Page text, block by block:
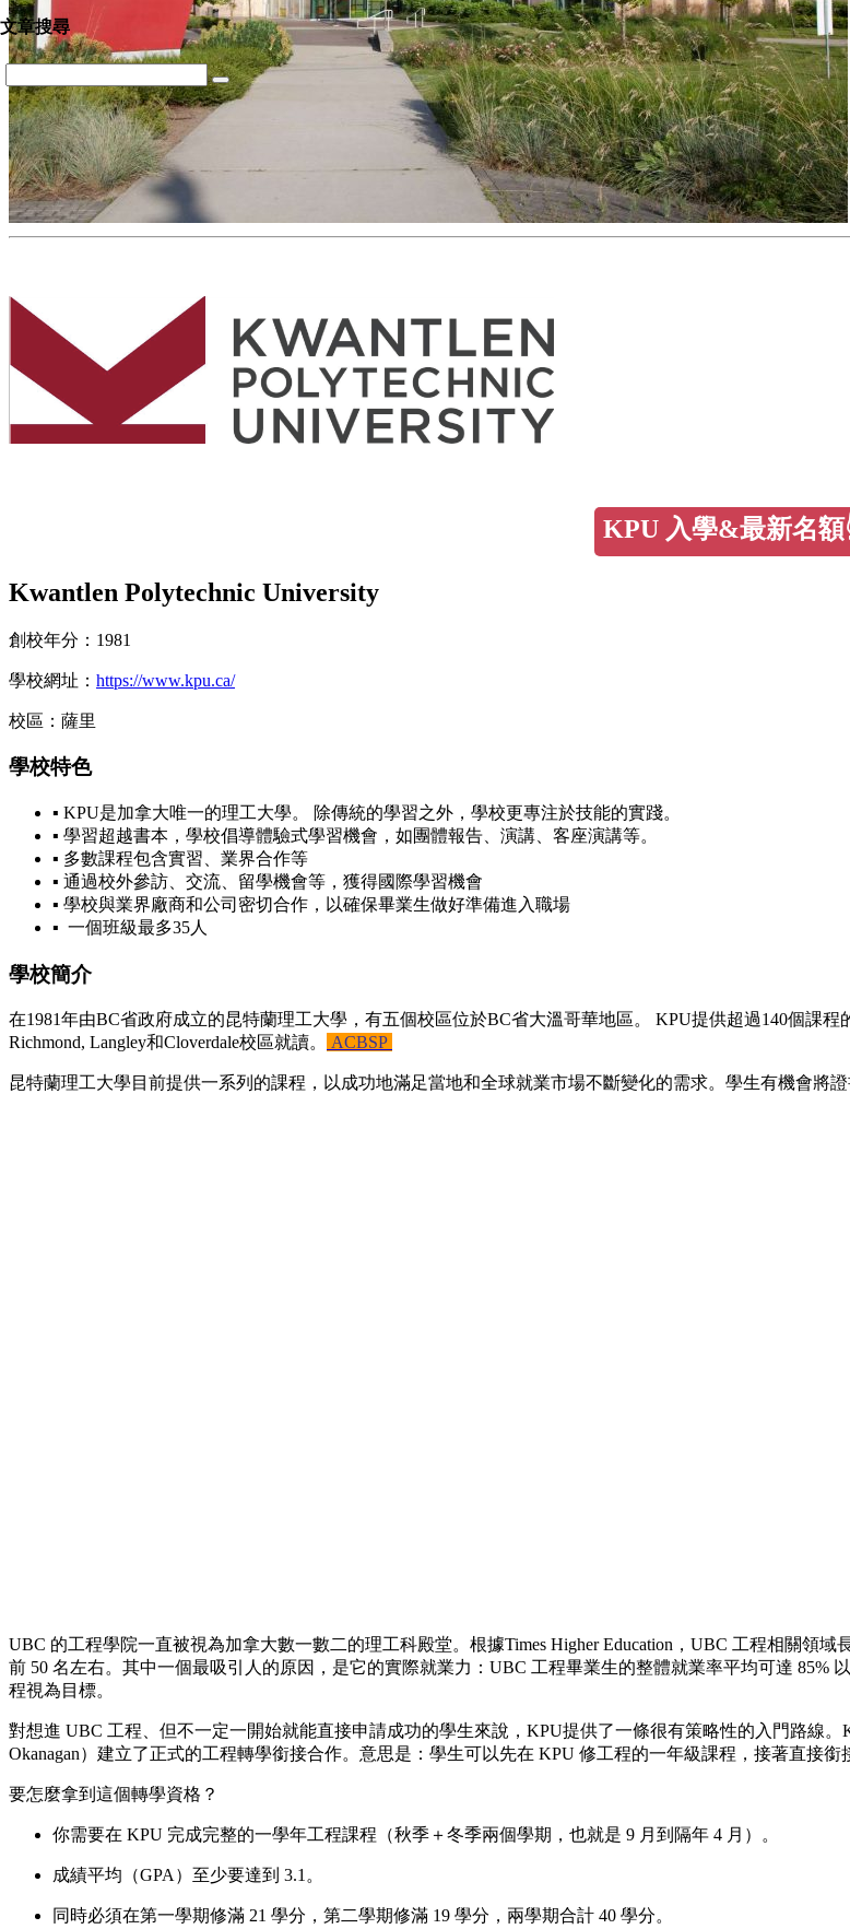
KPU 入學&最新名額
Kwantlen Polytechnic University
創校年分：1981
學校網址： https://www.kpu.ca/
校區：薩里
學校特色
▪ KPU是加拿大唯一的理工大學。 除傳統的學習之外，學校更專注於技能的實踐。
▪ 學習超越書本，學校倡導體驗式學習機會，如團體報告、演講、客座演講等。
▪ 多數課程包含實習、業界合作等
▪ 通過校外參訪、交流、留學機會等，獲得國際學習機會
▪ 學校與業界廠商和公司密切合作，以確保畢業生做好準備進入職場
▪ 一個班級最多35人
學校簡介
在1981年由BC省政府成立的昆特蘭理工大學，有五個校區位於BC省大溫哥華地區。 KPU提供超過140個課
Richmond, Langley和Cloverdale校區就讀。
ACBSP
昆特蘭理工大學目前提供一系列的課程，以成功地滿足當地和全球就業市場不斷變化的需求。學生有機會將
UBC 的工程學院一直被視為加拿大數一數二的理工科殿堂。根據Times Higher Education，UBC 工程相關領
前 50 名左右。其中一個最吸引人的原因，是它的實際就業力：UBC 工程畢業生的整體就業率平均可達 85%
程視為目標。
對想進 UBC 工程、但不一定一開始就能直接申請成功的學生來說，KPU提供了一條很有策略性的入門路線
Okanagan）建立了正式的工程轉學銜接合作。意思是：學生可以先在 KPU 修工程的一年級課程，接著直接
要怎麼拿到這個轉學資格？
你需要在 KPU 完成完整的一學年工程課程（秋季＋冬季兩個學期，也就是 9 月到隔年 4 月）。
成績平均（GPA）至少要達到 3.1。
同時必須在第一學期修滿 21 學分，第二學期修滿 19 學分，兩學期合計 40 學分。
文章搜尋